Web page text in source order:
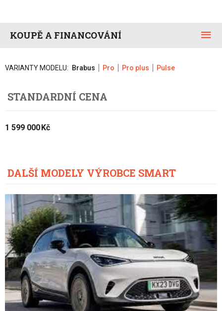
KOUPĚ A FINANCOVÁNÍ
VARIANTY MODELU: Brabus Pro Pro plus Pulse
STANDARDNÍ CENA
1 599 000 Kč
DALŠÍ MODELY VÝROBCE SMART